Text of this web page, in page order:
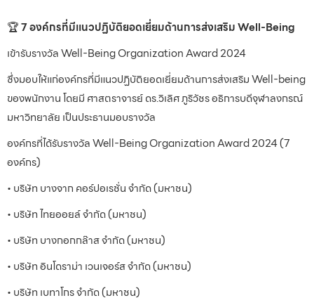
🏆7 องค์กรที่มีแนวปฏิบัติยอดเยี่ยมด้านการส่งเสริม Well-Being
เข้ารับรางวัล Well-Being Organization Award 2024
ซึ่งมอบให้แก่องค์กรที่มีแนวปฏิบัติยอดเยี่ยมด้านการส่งเสริม Well-being
ของพนักงาน โดยมี ศาสตราจารย์ ดร.วิเลิศ ภูริวัชร อธิการบดีจุฬาลงกรณ์
มหาวิทยาลัย เป็นประธานมอบรางวัล
องค์กรที่ได้รับรางวัล Well-Being Organization Award 2024 (7
องค์กร)
• บริษัท บางจาก คอร์ปอเรชั่น จำกัด (มหาชน)
• บริษัท ไทยออยล์ จำกัด (มหาชน)
• บริษัท บางกอกกล๊าส จำกัด (มหาชน)
• บริษัท อินโดราม่า เวนเจอร์ส จำกัด (มหาชน)
• บริษัท เบทาโกร จำกัด (มหาชน)